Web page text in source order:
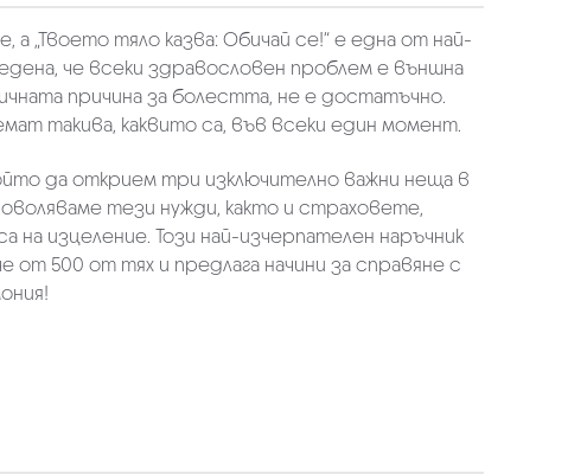
„Твоето тяло казва: Обичай се!“ е една от най-
че всеки здравословен проблем е външна
причина за болестта, не е достатъчно.
такива, каквито са, във всеки един момент.
да открием три изключително важни неща в
тези нужди, както и страховете,
изцеление. Този най-изчерпателен наръчник
500 от тях и предлага начини за справяне с